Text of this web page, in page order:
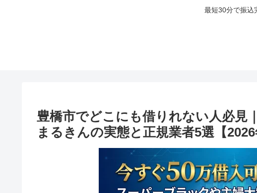
最短30分で振込
豊橋市でどこにも借りれない人必見
まるきんの実態と正規業者5選【2026